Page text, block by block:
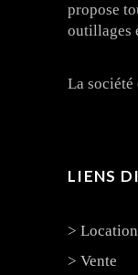
propose
outillages
La société
LIENS
> Location
> Vente